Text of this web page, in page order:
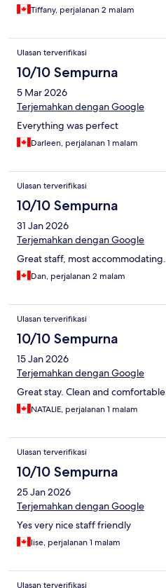
Tiffany, perjalanan 2 malam
Ulasan terverifikasi
10/10 Sempurna
5 Mar 2026
Terjemahkan dengan Google
Everything was perfect
Darleen, perjalanan 1 malam
Ulasan terverifikasi
10/10 Sempurna
31 Jan 2026
Terjemahkan dengan Google
Great staff, most accommodating.
Dan, perjalanan 2 malam
Ulasan terverifikasi
10/10 Sempurna
15 Jan 2026
Terjemahkan dengan Google
Great stay. Clean and comfortable
NATALIE, perjalanan 1 malam
Ulasan terverifikasi
10/10 Sempurna
25 Jan 2026
Terjemahkan dengan Google
Yes very nice staff friendly
lise, perjalanan 1 malam
Ulasan terverifikasi